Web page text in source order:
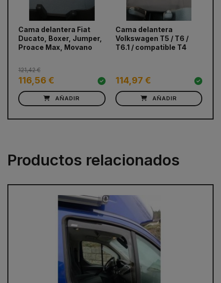
Cama delantera Fiat
Ducato, Boxer, Jumper,
Proace Max, Movano
116,56 €
121,42 €
AÑADIR
Cama delantera
Volkswagen T5 / T6 /
T6.1 / compatible T4
114,97 €
AÑADIR
prev
Productos relacionados